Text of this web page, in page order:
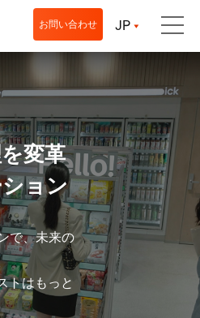
お問い合わせ JP
変革
ョン
で、未来の
トはもっと